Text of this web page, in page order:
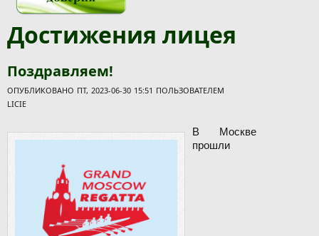
Достижения лицея
Поздравляем!
ОПУБЛИКОВАНО ПТ, 2023-06-30 15:51 ПОЛЬЗОВАТЕЛЕМ
LICIE
В Москве
прошли